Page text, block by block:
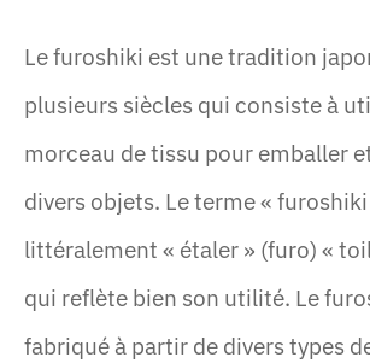
Le furoshiki est une tradition
plusieurs siècles qui consiste à
morceau de tissu pour emballer
divers objets. Le terme «
littéralement « étaler » (furo) «
qui reflète bien son utilité. Le
fabriqué à partir de divers types